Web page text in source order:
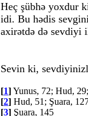
Heç şübhə yoxdur
idi. Bu hədis
axirətdə də sevdiyi
Sevin ki,
[1]Yunus, 72; Hud,
[2] Hud, 51; Şuara,
[3] Şuara, 145